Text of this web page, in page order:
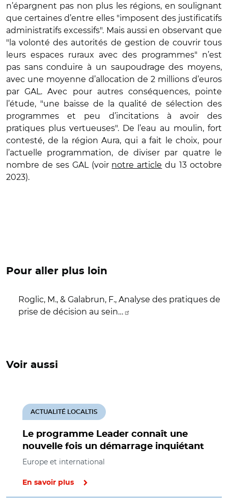
n’épargnent pas non plus les régions, en soulignant
que certaines d’entre elles "imposent des justificatifs
administratifs excessifs". Mais aussi en observant que
"la volonté des autorités de gestion de couvrir tous
leurs espaces ruraux avec des programmes" n’est
pas sans conduire à un saupoudrage des moyens,
avec une moyenne d’allocation de 2 millions d’euros
par GAL. Avec pour autres conséquences, pointe
l’étude, "une baisse de la qualité de sélection des
programmes et peu d’incitations à avoir des
pratiques plus vertueuses". De l’eau au moulin, fort
contesté, de la région Aura, qui a fait le choix, pour
l’actuelle programmation, de diviser par quatre le
nombre de ses GAL (voir notre article du 13 octobre
2023).
Pour aller plus loin
Roglic, M., & Galabrun, F., Analyse des pratiques de
prise de décision au sein…
Voir aussi
Le programme Leader connaît une
nouvelle fois un démarrage inquiétant
ACTUALITÉ LOCALTIS
Europe et international
En savoir plus